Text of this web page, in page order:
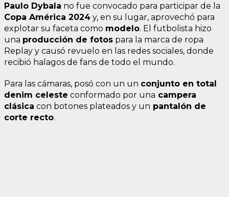
Paulo Dybala no fue convocado para participar de la
Copa América 2024 y, en su lugar, aprovechó para
explotar su faceta como modelo. El futbolista hizo
una producción de fotos para la marca de ropa
Replay y causó revuelo en las redes sociales, donde
recibió halagos de fans de todo el mundo.
Para las cámaras, posó con un un conjunto en total
denim celeste conformado por una campera
clásica con botones plateados y un pantalón de
corte recto.